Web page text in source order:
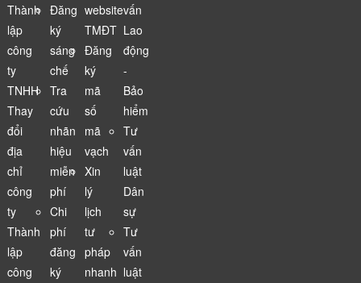
Thành
lập
công
ty
TNHH
Thay
đổi
địa
chỉ
công
ty
Thành
lập
công
Đăng
ký
sáng
chế
Tra
cứu
nhãn
hiệu
miễn
phí
Chi
phí
đăng
ký
website
TMĐT
Đăng
ký
mã
số
mã
vạch
Xin
lý
lịch
tư
pháp
nhanh
vấn
Lao
động
-
Bảo
hiểm
Tư
vấn
luật
Dân
sự
Tư
vấn
luật